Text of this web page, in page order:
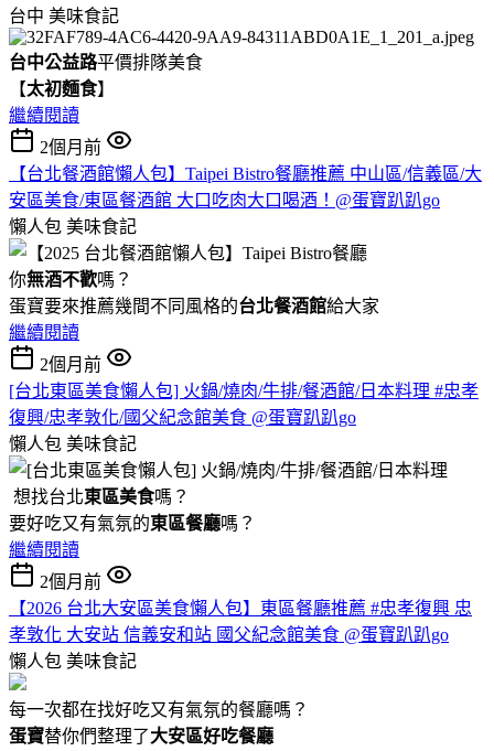
台中 美味食記
台中公益路平價排隊美食
【太初麵食】
繼續閱讀
2個月前
【台北餐酒館懶人包】Taipei Bistro餐廳推薦 中山區/信義區/大
安區美食/東區餐酒館 大口吃肉大口喝酒！@蛋寶趴趴go
懶人包 美味食記
你無酒不歡嗎？
蛋寶要來推薦幾間不同風格的台北餐酒館給大家
繼續閱讀
2個月前
[台北東區美食懶人包] 火鍋/燒肉/牛排/餐酒館/日本料理 #忠孝
復興/忠孝敦化/國父紀念館美食 @蛋寶趴趴go
懶人包 美味食記
想找台北東區美食嗎？
要好吃又有氣氛的東區餐廳嗎？
繼續閱讀
2個月前
【2026 台北大安區美食懶人包】東區餐廳推薦 #忠孝復興 忠
孝敦化 大安站 信義安和站 國父紀念館美食 @蛋寶趴趴go
懶人包 美味食記
每一次都在找好吃又有氣氛的餐廳嗎？
蛋寶替你們整理了大安區好吃餐廳